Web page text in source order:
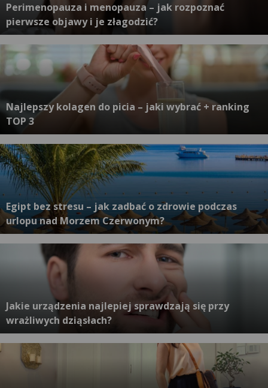
Perimenopauza i menopauza – jak rozpoznać
pierwsze objawy i je złagodzić?
Najlepszy kolagen do picia – jaki wybrać + ranking
TOP 3
Egipt bez stresu – jak zadbać o zdrowie podczas
urlopu nad Morzem Czerwonym?
Jakie urządzenia najlepiej sprawdzają się przy
wrażliwych dziąsłach?